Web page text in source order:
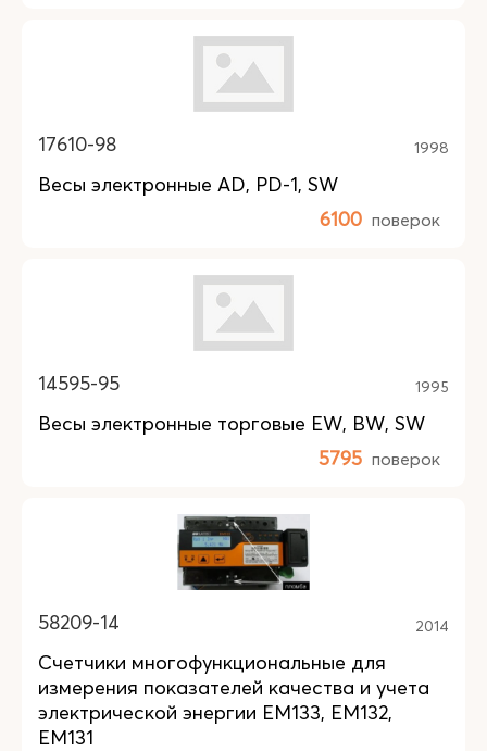
17610-98 1998
Весы электронные AD, PD-1, SW
6100 поверок
14595-95 1995
Весы электронные торговые EW, BW, SW
5795 поверок
58209-14 2014
Счетчики многофункциональные для
измерения показателей качества и учета
электрической энергии EM133, EM132,
ЕМ131